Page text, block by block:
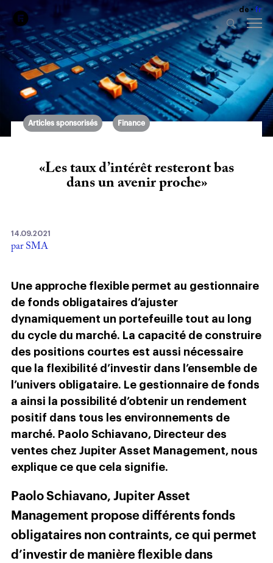
de fr
Articles sponsorisés Finance
«Les taux d’intérêt resteront bas
dans un avenir proche»
14.09.2021
par SMA
Une approche flexible permet au gestionnaire
de fonds obligataires d’ajuster
dynamiquement un portefeuille tout au long
du cycle du marché. La capacité de construire
des positions courtes est aussi nécessaire
que la flexibilité d’investir dans l’ensemble de
l’univers obligataire. Le gestionnaire de fonds
a ainsi la possibilité d’obtenir un rendement
positif dans tous les environnements de
marché. Paolo Schiavano, Directeur des
ventes chez Jupiter Asset Management, nous
explique ce que cela signifie.
Paolo Schiavano, Jupiter Asset
Management propose différents fonds
obligataires non contraints, ce qui permet
d’investir de manière flexible dans